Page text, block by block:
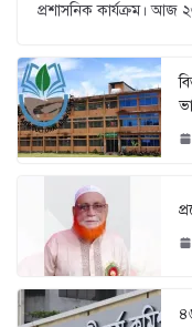
প্রশাসনিক কার্যক্রম। আজ